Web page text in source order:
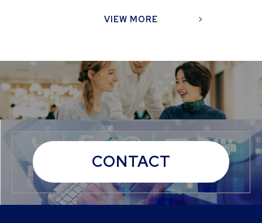
VIEW MORE
CONTACT